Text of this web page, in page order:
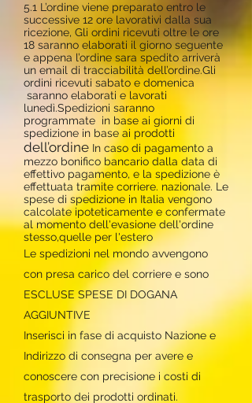
5.1 L’ordine viene preparato entro le
successive 12 ore lavorativi dalla sua
ricezione, Gli ordini ricevuti oltre le ore
18 saranno elaborati il giorno seguente
e appena l’ordine sara spedito arriverà
un email di tracciabilità dell’ordine.Gli
ordini ricevuti sabato e domenica
saranno elaborati e lavorati
lunedì.Spedizioni saranno
programmate in base ai giorni di
spedizione in base ai prodotti
dell’ordine In caso di pagamento a
mezzo bonifico bancario dalla data di
effettivo pagamento, e la spedizione è
effettuata tramite corriere. nazionale. Le
spese di spedizione in Italia vengono
calcolate ipoteticamente e confermate
al momento dell'evasione dell'ordine
stesso,quelle per l'estero
Le spedizioni nel mondo avvengono
con presa carico del corriere e sono
ESCLUSE SPESE DI DOGANA
AGGIUNTIVE
Inserisci in fase di acquisto Nazione e
Indirizzo di consegna per avere e
conoscere con precisione i costi di
trasporto dei prodotti ordinati.